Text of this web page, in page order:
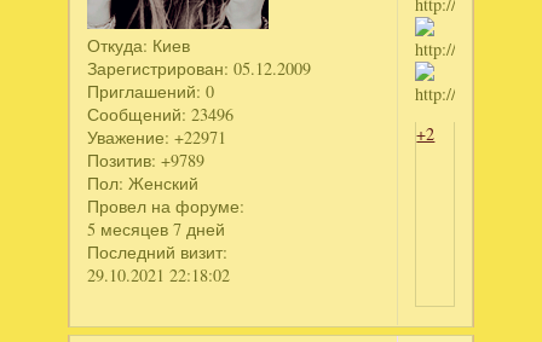
Откуда: Киев
Зарегистрирован: 05.12.2009
Приглашений: 0
Сообщений: 23496
Уважение: +22971
Позитив: +9789
Пол: Женский
Провел на форуме:
5 месяцев 7 дней
Последний визит:
29.10.2021 22:18:02
+2